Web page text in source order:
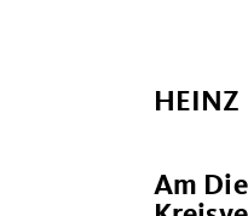
HEINZ
Am